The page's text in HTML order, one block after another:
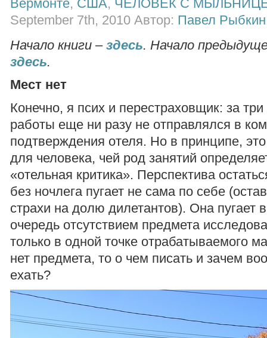
Вермонте, США, ЧЕЛОВЕК С
September 7th, 2010 Автор: Павел Рыбкин
Начало книги – здесь. Начало
здесь.
Мест нет
Конечно, я псих и перестраховщик: за
работы еще ни разу не отправлялся в
подтверждения отеля. Но в принципе,
для человека, чей род занятий
«отельная критика». Перспектива
без ночлега пугает не сама по себе
страхи на долю дилетантов). Она пугает
очередь отсутствием предмета
только в одной точке отрабатываемого
нет предмета, то о чем писать и зачем
ехать?